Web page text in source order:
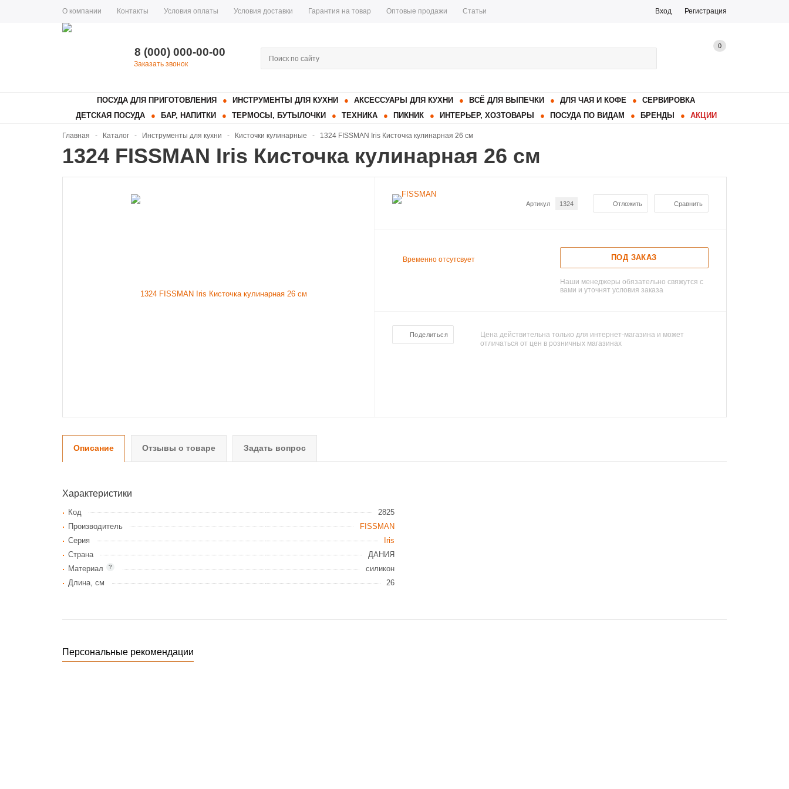
О компании Контакты Условия оплаты Условия доставки Гарантия на товар Оптовые продажи Статьи Вход Регистрация
8 (000) 000-00-00
Заказать звонок
0
ПОСУДА ДЛЯ ПРИГОТОВЛЕНИЯ ИНСТРУМЕНТЫ ДЛЯ КУХНИ АКСЕССУАРЫ ДЛЯ КУХНИ ВСЁ ДЛЯ ВЫПЕЧКИ ДЛЯ ЧАЯ И КОФЕ
СЕРВИРОВКА
ДЕТСКАЯ ПОСУДА
БАР, НАПИТКИ ТЕРМОСЫ, БУТЫЛОЧКИ ТЕХНИКА ПИКНИК ИНТЕРЬЕР, ХОЗТОВАРЫ ПОСУДА ПО ВИДАМ БРЕНДЫ АКЦИИ
Главная - Каталог - Инструменты для кухни - Кисточки кулинарные - 1324 FISSMAN Iris Кисточка кулинарная 26 см
1324 FISSMAN Iris Кисточка кулинарная 26 см
Отложить Сравнить
Артикул 1324
Временно отсутсвует ПОД ЗАКАЗ
Наши менеджеры обязательно свяжутся с
вами и уточнят условия заказа
Поделиться
Цена действительна только для интернет-магазина и может
отличаться от цен в розничных магазинах
Описание Отзывы о товаре Задать вопрос
Характеристики
Код
2825
Производитель
FISSMAN
Серия
Iris
Страна
ДАНИЯ
?
Материал
силикон
Длина, см
26
Персональные рекомендации